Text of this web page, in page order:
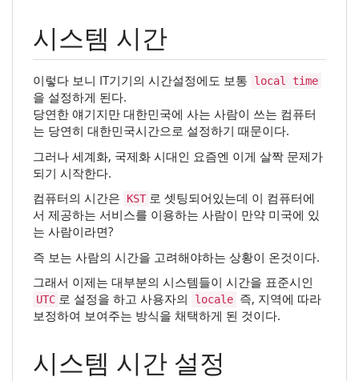
시스템 시간
이렇다 보니 IT기기의 시간설정에도 보통 local time
을 설정하게 된다.
당연한 얘기지만 대한민국에 사는 사람이 쓰는 컴퓨터
는 당연히 대한민국시간으로 설정하기 때문이다.
그러나 세계화, 국제화 시대인 요즘엔 이게 살짝 문제가
되기 시작한다.
컴퓨터의 시간은
KST 로 셋팅되어있는데 이 컴퓨터에
서 제공하는 서비스를 이용하는 사람이 만약 미국에 있
는 사람이라면?
즉 보는 사람의 시간을 고려해야하는 상황이 온것이다.
그래서 이제는 대부분의 시스템들이 시간을 표준시인
UTC 로 설정을 하고 사용자의 locale 즉, 지역에 따라
보정하여 보여주는 방식을 채택하게 된 것이다.
시스템 시간 설정